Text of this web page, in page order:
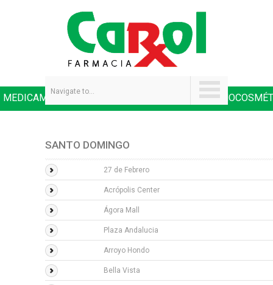
Navigate to...
MEDICAMENTOS
SANTO DOMINGO
27 de Febrero
Acrópolis Center
Ágora Mall
Plaza Andalucia
Arroyo Hondo
Bella Vista